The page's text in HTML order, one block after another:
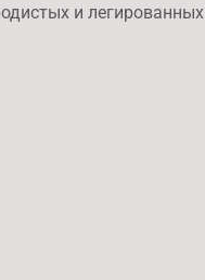
и легированных